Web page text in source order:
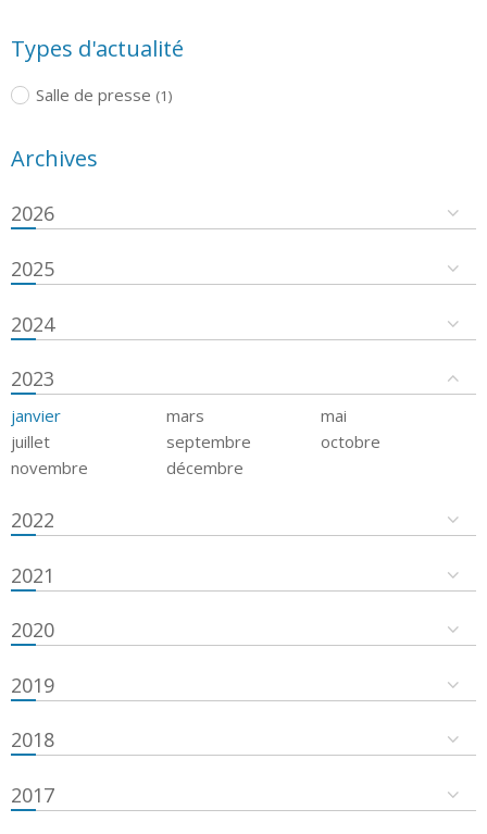
Types d'actualité
Salle de presse (1)
Archives
2026
2025
2024
2023
janvier mars
mai
juillet
septembre
octobre
novembre
décembre
2022
2021
2020
2019
2018
2017